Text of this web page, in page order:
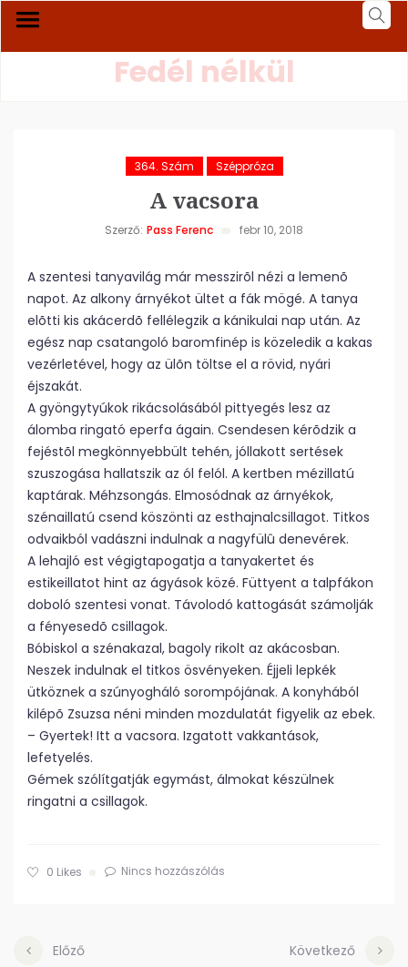
Fedél nélkül
364. Szám Széppróza
A vacsora
Szerző: Pass Ferenc febr 10, 2018
A szentesi tanyavilág már messzirõl nézi a lemenõ
napot. Az alkony árnyékot ültet a fák mögé. A tanya
elõtti kis akácerdõ fellélegzik a kánikulai nap után. Az
egész nap csatangoló baromfinép is közeledik a kakas
vezérletével, hogy az ülõn töltse el a rövid, nyári
éjszakát.
A gyöngytyúkok rikácsolásából pittyegés lesz az
álomba ringató eperfa ágain. Csendesen kérõdzik a
fejéstõl megkönnyebbült tehén, jóllakott sertések
szuszogása hallatszik az ól felól. A kertben mézillatú
kaptárak. Méhzsongás. Elmosódnak az árnyékok,
szénaillatú csend köszönti az esthajnalcsillagot. Titkos
odvaikból vadászni indulnak a nagyfülû denevérek.
A lehajló est végigtapogatja a tanyakertet és
estikeillatot hint az ágyások közé. Füttyent a talpfákon
doboló szentesi vonat. Távolodó kattogását számolják
a fényesedõ csillagok.
Bóbiskol a szénakazal, bagoly rikolt az akácosban.
Neszek indulnak el titkos ösvényeken. Éjjeli lepkék
ütköznek a szúnyogháló sorompójának. A konyhából
kilépõ Zsuzsa néni minden mozdulatát figyelik az ebek.
– Gyertek! Itt a vacsora. Izgatott vakkantások,
lefetyelés.
Gémek szólítgatják egymást, álmokat készülnek
ringatni a csillagok.
0 Likes Nincs hozzászólás
Előző Következő